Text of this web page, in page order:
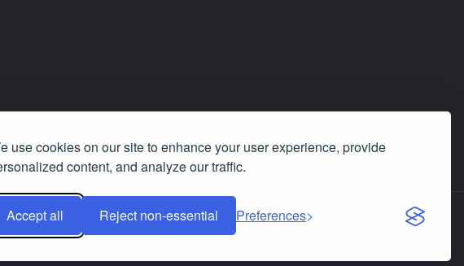
use cookies on our site to enhance your user experience, provide
content, and analyze our traffic.
Accept all Reject non-essential Preferences
LinkedIn
Asociația Zero Minciuni